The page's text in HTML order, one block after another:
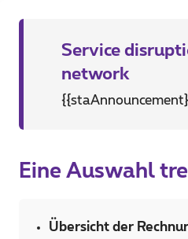
Service
network
Eine Auswahl
Übersicht der